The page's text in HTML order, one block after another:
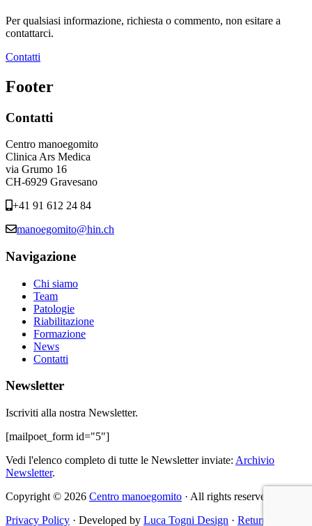
Per qualsiasi informazione, richiesta o commento, non esitare a
contattarci.
Contatti
Footer
Contatti
Centro manoegomito
Clinica Ars Medica
via Grumo 16
CH-6929 Gravesano
+41 91 612 24 84
manoegomito@hin.ch
Navigazione
Chi siamo
Team
Patologie
Riabilitazione
Formazione
News
Contatti
Newsletter
Iscriviti alla nostra Newsletter.
[mailpoet_form id="5"]
Vedi l'elenco completo di tutte le Newsletter inviate: Archivio
Newsletter.
Copyright © 2026 Centro manoegomito · All rights reserved
Privacy Policy · Developed by Luca Togni Design · Return to top